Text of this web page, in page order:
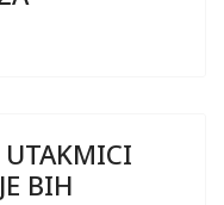
UTAKMICI
BIH